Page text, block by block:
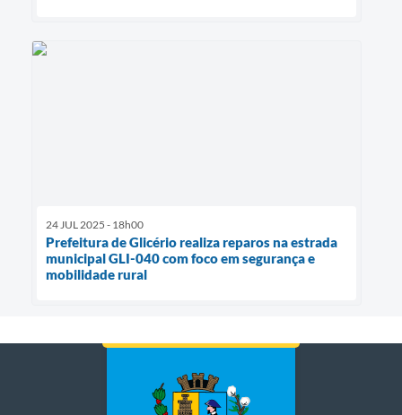
24 JUL 2025 - 18h00
Prefeitura de Glicério realiza reparos na estrada
municipal GLI-040 com foco em segurança e
mobilidade rural